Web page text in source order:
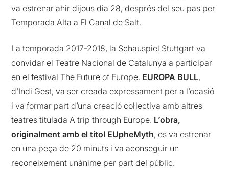
va estrenar ahir dijous dia 28, després del seu pas per
Temporada Alta a El Canal de Salt.
La temporada 2017-2018, la Schauspiel Stuttgart va
convidar el Teatre Nacional de Catalunya a participar
en el festival The Future of Europe. EUROPA BULL,
d’Indi Gest, va ser creada expressament per a l’ocasió
i va formar part d’una creació col·lectiva amb altres
teatres titulada A trip through Europe. L’obra,
originalment amb el títol EUpheMyth, es va estrenar
en una peça de 20 minuts i va aconseguir un
reconeixement unànime per part del públic.